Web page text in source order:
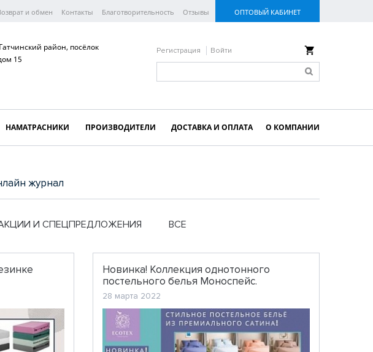
и обмен Контакты Благотворительность Отзывы ОПТОВЫЙ КАБИНЕТ
район, посёлок
15
Регистрация Войти
НАМАТРАСНИКИ ПРОИЗВОДИТЕЛИ ДОСТАВКА И ОПЛАТА О КОМПАНИИ
журнал
И СПЕЦПРЕДЛОЖЕНИЯ ВСЕ
Новинка! Коллекция однотонного
постельного белья Моноспейс.
28 марта 2022